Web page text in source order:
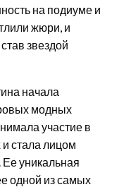
на подиуме и
жюри, и
звездой
начала
модных
участие в
стала лицом
Ее уникальная
одной из самых